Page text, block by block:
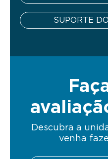
SUPORTE
Descubra a
venha